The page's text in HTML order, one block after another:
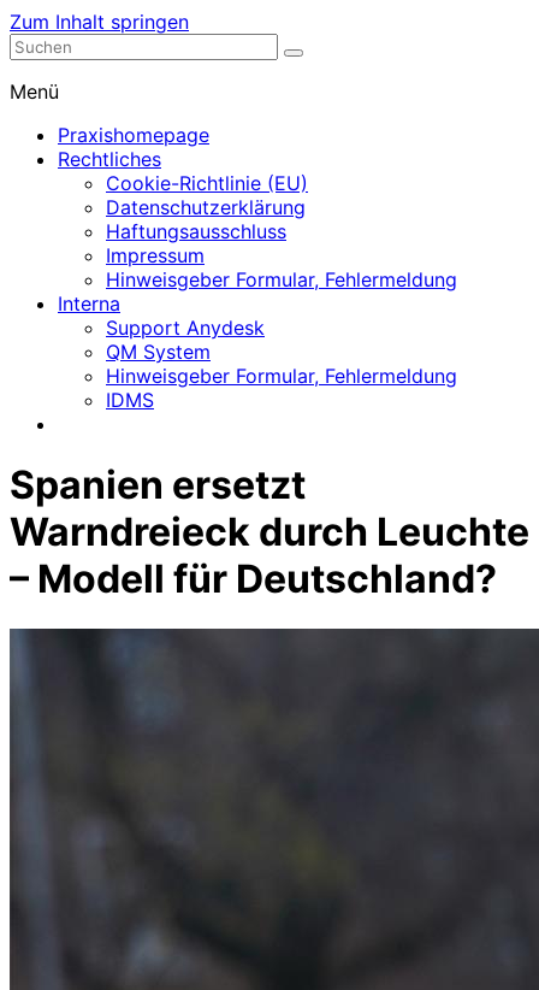
Zum Inhalt springen
Nephrologische Praxis mit Dialyse
Menü
Praxishomepage
Rechtliches
Cookie-Richtlinie (EU)
Datenschutzerklärung
Haftungsausschluss
Impressum
Hinweisgeber Formular, Fehlermeldung
Interna
Support Anydesk
QM System
Hinweisgeber Formular, Fehlermeldung
IDMS
Spanien ersetzt
Warndreieck durch Leuchte
– Modell für Deutschland?